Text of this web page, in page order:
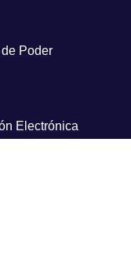
Poder
Electrónica